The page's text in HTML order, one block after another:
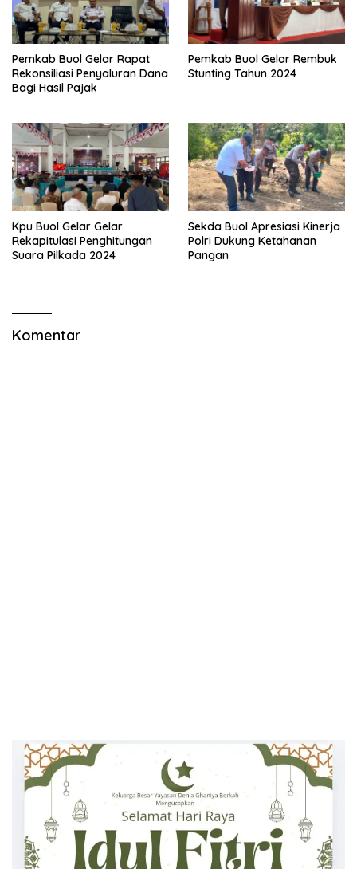
Pemkab Buol Gelar Rapat
Rekonsiliasi Penyaluran Dana
Bagi Hasil Pajak
Pemkab Buol Gelar Rembuk
Stunting Tahun 2024
Kpu Buol Gelar Gelar
Rekapitulasi Penghitungan
Suara Pilkada 2024
Sekda Buol Apresiasi Kinerja
Polri Dukung Ketahanan
Pangan
Komentar